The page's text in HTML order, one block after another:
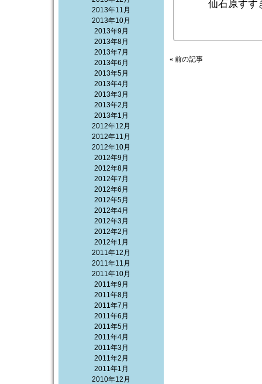
2013年11月
2013年10月
2013年9月
2013年8月
2013年7月
2013年6月
2013年5月
2013年4月
2013年3月
2013年2月
2013年1月
2012年12月
2012年11月
2012年10月
2012年9月
2012年8月
2012年7月
2012年6月
2012年5月
2012年4月
2012年3月
2012年2月
2012年1月
2011年12月
2011年11月
2011年10月
2011年9月
2011年8月
2011年7月
2011年6月
2011年5月
2011年4月
2011年3月
2011年2月
2011年1月
2010年12月
仙石原す
« 前の記事